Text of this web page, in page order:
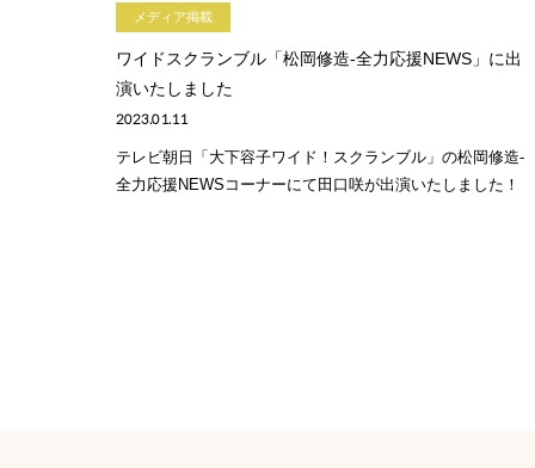
メディア掲載
ワイドスクランブル「松岡修造-全力応援NEWS」に出
演いたしました
2023.01.11
テレビ朝日「大下容子ワイド！スクランブル」の松岡修造-
全力応援NEWSコーナーにて田口咲が出演いたしました！